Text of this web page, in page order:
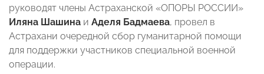
руководят члены Астраханской «ОПОРЫ РОССИИ»
Иляна Шашина и Аделя Бадмаева, провел в
Астрахани очередной сбор гуманитарной помощи
для поддержки участников специальной военной
операции.